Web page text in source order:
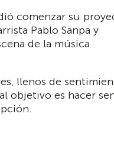
comenzar su
Pablo Sanpa y
de la música
llenos de
objetivo es hacer